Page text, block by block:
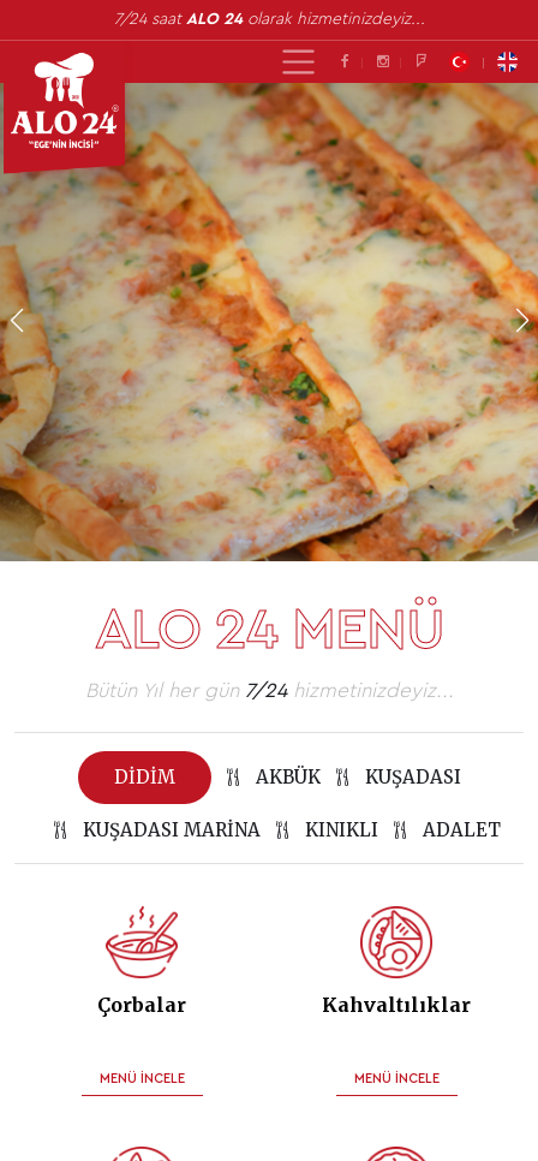
7/24 saat ALO 24olarak hizmetinizdeyiz...
ALO 24 MENÜ
Bütün Yıl her gün 7/24hizmetinizdeyiz...
DIDIM AKBÜK KUŞADASI
KUŞADASI MARINA KINIKLI ADALET
Çorbalar
MENÜ İNCELE
Kahvaltılıklar
MENÜ İNCELE